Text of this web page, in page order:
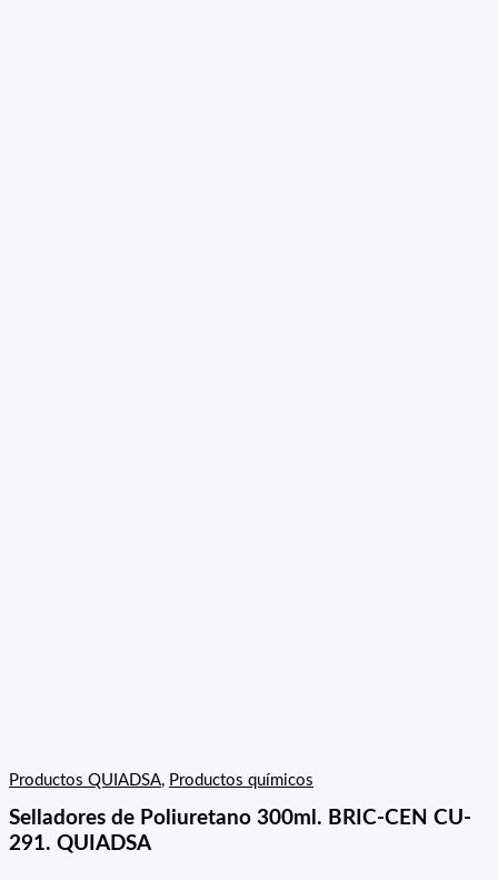
Productos QUIADSA, Productos químicos
Selladores de Poliuretano 300ml. BRIC-CEN CU-
291. QUIADSA